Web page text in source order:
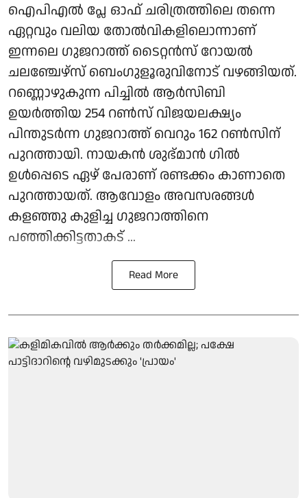
ഐപിഎല്‍ പ്ലേ ഓഫ് ചരിത്രത്തിലെ തന്നെ
ഏറ്റവും വലിയ തോല്‍വികളിലൊന്നാണ്
ഇന്നലെ ഗുജറാത്ത് ടൈറ്റന്‍സ് റോയല്‍
ചലഞ്ചേഴ്‌സ് ബെംഗുളൂരുവിനോട് വഴങ്ങിയത്.
റണ്ണൊഴുകുന്ന പിച്ചില്‍ ആര്‍സിബി
ഉയര്‍ത്തിയ 254 റണ്‍സ് വിജയലക്ഷ്യം
പിന്തുടര്‍ന്ന ഗുജറാത്ത് വെറും 162 റണ്‍സിന്
പുറത്തായി. നായകന്‍ ശുഭ്മാന്‍ ഗില്‍
ഉള്‍പ്പെടെ ഏഴ് പേരാണ് രണ്ടക്കം കാണാതെ
പുറത്തായത്. ആവോളം അവസരങ്ങള്‍
കളഞ്ഞു കുളിച്ച ഗുജറാത്തിനെ
പഞ്ഞിക്കിട്ടതാകട് ...
Read More